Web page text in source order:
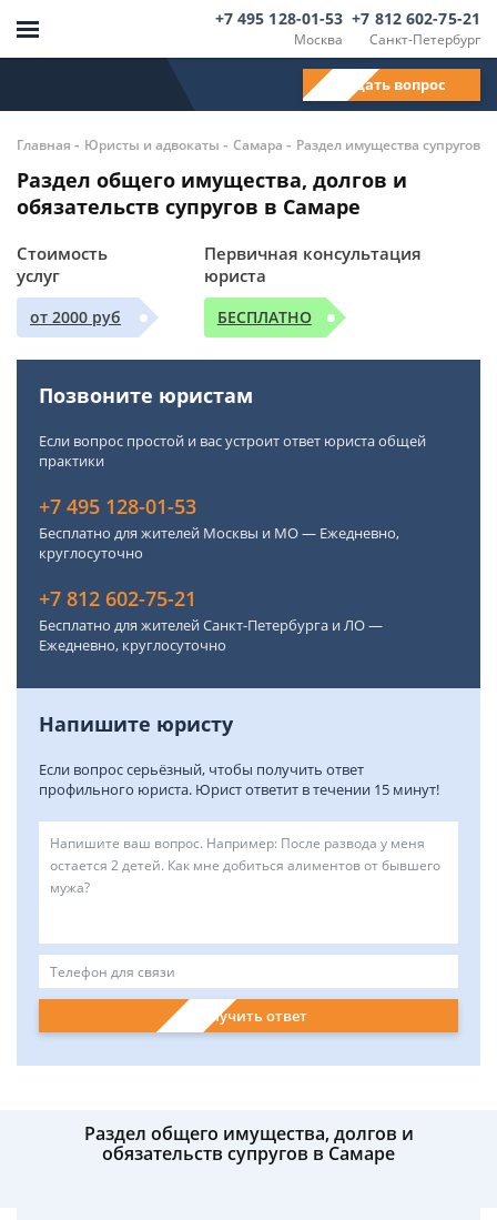
Москва
+7 495 128-01-53
Санкт-Петербург
+7 812 602-75-21
Задать вопрос
Главная - Юристы и адвокаты - Самара - Раздел имущества супругов
Раздел общего имущества, долгов и
обязательств супругов в Самаре
Стоимость
услуг
от 2000 руб
Первичная консультация
юриста
БЕСПЛАТНО
Позвоните юристам
Если вопрос простой и вас устроит ответ юриста общей
практики
+7 495 128-01-53
Бесплатно для жителей Москвы и МО — Ежедневно,
круглосуточно
+7 812 602-75-21
Бесплатно для жителей Санкт-Петербурга и ЛО —
Ежедневно, круглосуточно
Напишите юристу
Если вопрос серьёзный, чтобы получить ответ
профильного юриста. Юрист ответит в течении 15 минут!
Получить ответ
Раздел общего имущества, долгов и
обязательств супругов в Самаре